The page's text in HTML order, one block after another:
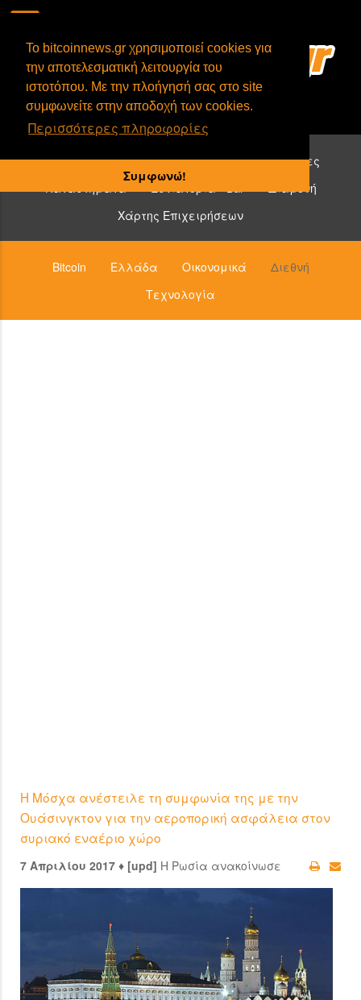
To bitcoinnews.gr χρησιμοποιεί cookies για
την αποτελεσματική λειτουργία του
ιστοτόπου. Με την πλοήγησή σας στο site
συμφωνείτε στην αποδοχή των cookies.
Περισσότερες πληροφορίες
Συμφωνώ!
Επιχειρήσεις που δέχονται bitcoin:
Υπηρεσίες
Καταστήματα
Εστιατόρια - Bar
Διαμονή
Χάρτης Επιχειρήσεων
Bitcoin Ελλάδα Οικονομικά
Διεθνή
Τεχνολογία
Η Μόσχα ανέστειλε τη συμφωνία της με την
Ουάσινγκτον για την αεροπορική ασφάλεια στον
συριακό εναέριο χώρο
7 Απριλίου 2017 ♦ [upd] Η Ρωσία ανακοίνωσε